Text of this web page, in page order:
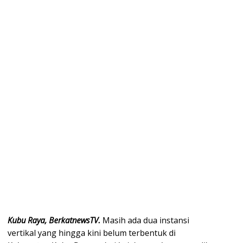
Kubu Raya, BerkatnewsTV. Masih ada dua instansi
vertikal yang hingga kini belum terbentuk di